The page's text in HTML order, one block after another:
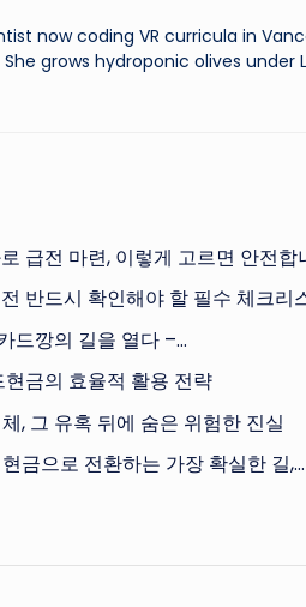
now coding VR curricula in
grows hydroponic olives under
급전 마련, 이렇게 고르면 안전합
반드시 확인해야 할 필수 체크리
드깡의 길을 열다 –…
금의 효율적 활용 전략
, 그 유혹 뒤에 숨은 위험한 진실
금으로 전환하는 가장 확실한 길,…